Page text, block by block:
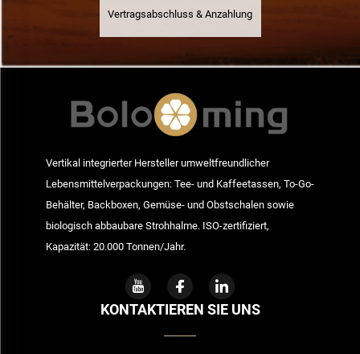
Vertragsabschluss & Anzahlung
Vertikal integrierter Hersteller umweltfreundlicher
Lebensmittelverpackungen: Tee- und Kaffeetassen, To-Go-
Behälter, Backboxen, Gemüse- und Obstschalen sowie
biologisch abbaubare Strohhalme. ISO-zertifiziert,
Kapazität: 20.000 Tonnen/Jahr.
KONTAKTIEREN SIE UNS